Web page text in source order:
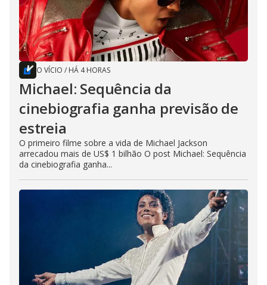
O VÍCIO / HÁ 4 HORAS
Michael: Sequência da
cinebiografia ganha previsão de
estreia
O primeiro filme sobre a vida de Michael Jackson
arrecadou mais de US$ 1 bilhão O post Michael: Sequência
da cinebiografia ganha...